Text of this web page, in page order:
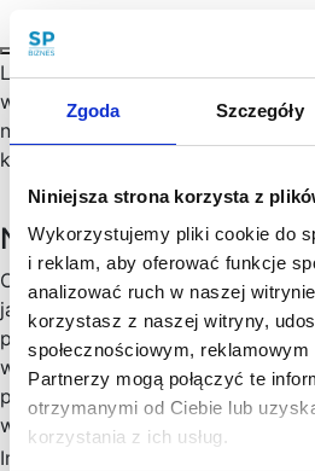
Zgoda Szczegóły
Niniejsza strona korzysta z
Wykorzystujemy pliki cookie do
i reklam, aby oferować funkcje
analizować ruch w naszej
korzystasz z naszej witryny,
społecznościowym,
Partnerzy mogą połączyć te
otrzymanymi od Ciebie lub
korzystania z ich usług.
Lada dzieńBlack Friday–wielkie
wyprzedaży. Dzień w którym
na obniżki cen, a klienci rzucają
k
Newsletter
Chętny, chętna na więcej
jak wesprzeć rozwój Twojego
podatki, zminimalizować
wysyłamy konkrety, rzetelne
praktyce i ważne aktualizacje w
wpływ na Twoj biznes. Skorzystaj!
Imię